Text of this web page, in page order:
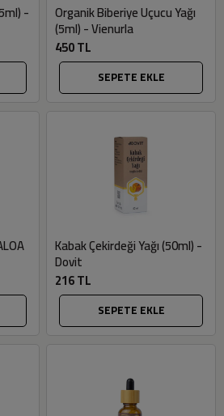
- Organik Biberiye Uçucu Yağı
(5ml) - Vienurla
450 TL
SEPETE EKLE
Kabak Çekirdeği Yağı (50ml) -
Dovit
216 TL
SEPETE EKLE